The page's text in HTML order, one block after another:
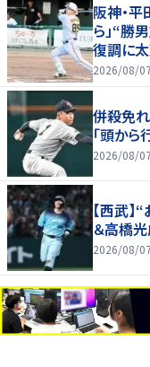
阪神・平
ら」“勝
復調に太
2026/08/
併殺免
「頭から
2026/08/
【西武
＆高橋光
2026/08/